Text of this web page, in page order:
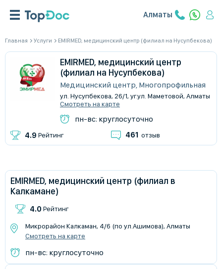
Алматы
Главная Услуги EMIRMED, медицинский центр (филиал на Нусупбекова)
EMIRMED, медицинский центр
(филиал на Нусупбекова)
Медицинский центр, Многопрофильная
ул. Нусупбекова, 26/1, уг.ул. Маметовой, Алматы
Смотреть на карте
пн-вс: круглосуточно
4.9 Рейтинг 461 отзыв
EMIRMED, медицинский центр (филиал в
Калкамане)
4.0 Рейтинг
Микрорайон Калкаман, 4/6 (по ул.Ашимова), Алматы
Смотреть на карте
пн-вс: круглосуточно